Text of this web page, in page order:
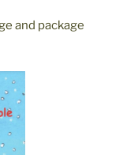
and package